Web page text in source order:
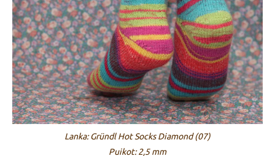
Lanka: Gründl Hot Socks Diamond (07)
Puikot: 2,5 mm